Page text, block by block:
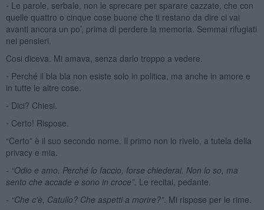
⁃ Le parole, serbale, non le sprecare per sparare cazzate, che con
quelle quattro o cinque cose buone che ti restano da dire ci vai
avanti ancora un po’, prima di perdere la memoria. Semmai rifugiati
nei pensieri.
Cosi diceva. Mi amava, senza darlo troppo a vedere.
⁃ Perché il bla bla non esiste solo in politica, ma anche in amore e
in tutte le altre cose.
⁃ Dici? Chiesi.
⁃ Certo! Rispose.
“Certo” è il suo secondo nome. Il primo non lo rivelo, a tutela della
privacy e mia.
- “Odio e amo. Perché lo faccio, forse chiederai. Non lo so, ma
sento che accade e sono in croce”. Le recitai, pedante.
- “Che c'è, Catullo? Che aspetti a morire?”. Mi rispose per le rime.